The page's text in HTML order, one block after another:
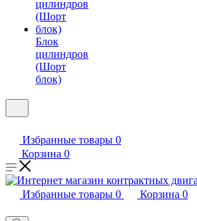
Блок
цилиндров
(Шорт
блок)
Избранные товары 0
Корзина 0
Избранные товары 0 Корзина 0